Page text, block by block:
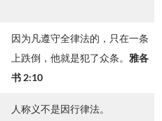
因为凡遵守全律法的，只在一条
上跌倒，他就是犯了众条。 雅各
书 2:10
人称义不是因行律法。